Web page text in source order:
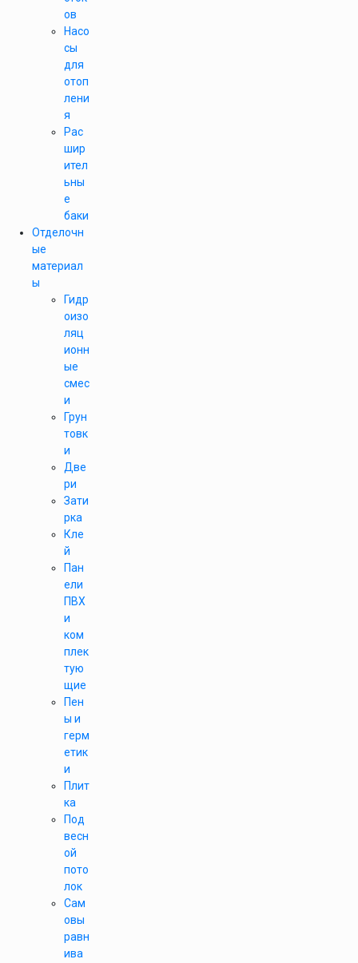
ов
Насо
сы
для
отоп
лени
я
Рас
шир
ител
ьны
е
баки
Отделочн
ые
материал
ы
Гидр
оизо
ляц
ионн
ые
смес
и
Грун
товк
и
Две
ри
Зати
рка
Кле
й
Пан
ели
ПВХ
и
ком
плек
тую
щие
Пен
ы и
герм
етик
и
Плит
ка
Под
весн
ой
пото
лок
Сам
овы
равн
ива